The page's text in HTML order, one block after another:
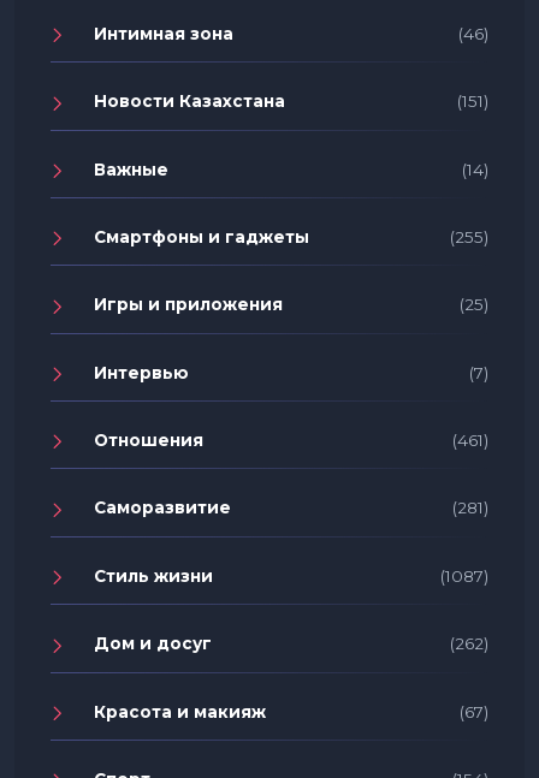
Интимная зона (46)
Новости Казахстана (151)
Важные (14)
Смартфоны и гаджеты (255)
Игры и приложения (25)
Интервью (7)
Отношения (461)
Саморазвитие (281)
Стиль жизни (1087)
Дом и досуг (262)
Красота и макияж (67)